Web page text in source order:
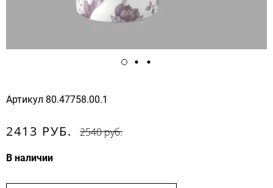
Артикул 80.47758.00.1
2413 РУБ. 2540 руб.
В наличии